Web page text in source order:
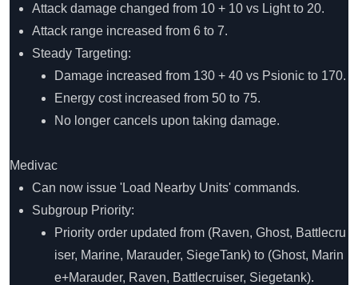
Attack damage changed from 10 + 10 vs Light to 20.
Attack range increased from 6 to 7.
Steady Targeting:
Damage increased from 130 + 40 vs Psionic to 170.
Energy cost increased from 50 to 75.
No longer cancels upon taking damage.
Medivac
Can now issue 'Load Nearby Units' commands.
Subgroup Priority:
Priority order updated from (Raven, Ghost, Battlecru
iser, Marine, Marauder, SiegeTank) to (Ghost, Marin
e+Marauder, Raven, Battlecruiser, Siegetank).